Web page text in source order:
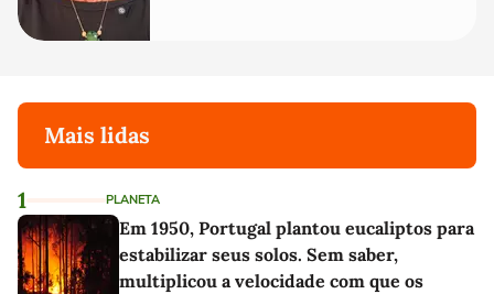
Mais lidas
1 PLANETA
Em 1950, Portugal plantou eucaliptos para
estabilizar seus solos. Sem saber,
multiplicou a velocidade com que os